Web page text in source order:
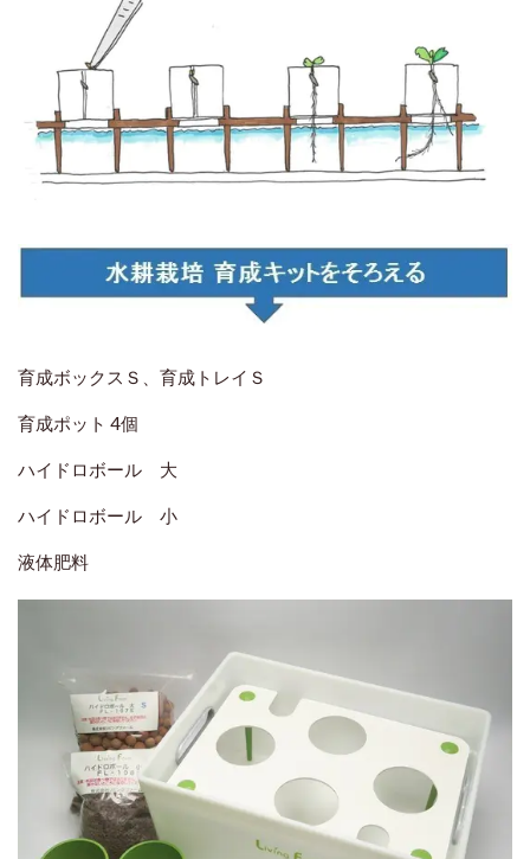
育成ボックスＳ、育成トレイＳ
育成ポット 4個
ハイドロボール 大
ハイドロボール 小
液体肥料